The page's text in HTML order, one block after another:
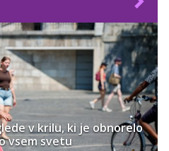
v krilu, ki je obnorelo
vsem svetu